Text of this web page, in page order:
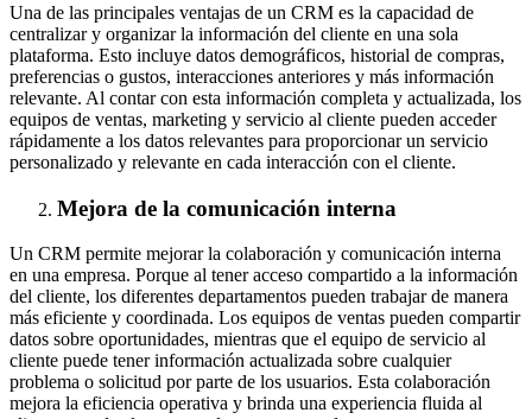
Una de las principales ventajas de un CRM es la capacidad de
centralizar y organizar la información del cliente en una sola
plataforma. Esto incluye datos demográficos, historial de compras,
preferencias o gustos, interacciones anteriores y más información
relevante. Al contar con esta información completa y actualizada, los
equipos de ventas, marketing y servicio al cliente pueden acceder
rápidamente a los datos relevantes para proporcionar un servicio
personalizado y relevante en cada interacción con el cliente.
Mejora de la comunicación interna
Un CRM permite mejorar la colaboración y comunicación interna
en una empresa. Porque al tener acceso compartido a la información
del cliente, los diferentes departamentos pueden trabajar de manera
más eficiente y coordinada. Los equipos de ventas pueden compartir
datos sobre oportunidades, mientras que el equipo de servicio al
cliente puede tener información actualizada sobre cualquier
problema o solicitud por parte de los usuarios. Esta colaboración
mejora la eficiencia operativa y brinda una experiencia fluida al